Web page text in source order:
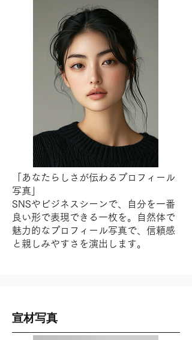
「あなたらしさが伝わるプロフィール
写真」
SNSやビジネスシーンで、自分を一番
良い形で表現できる一枚を。自然体で
魅力的なプロフィール写真で、信頼感
と親しみやすさを演出します。
宣材写真